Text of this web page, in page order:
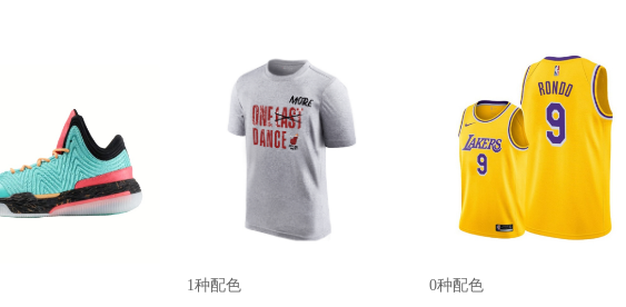
1种配色 0种配色